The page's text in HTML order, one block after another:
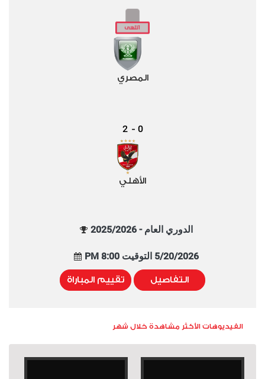
المصري
0
-
2
الأهلي
الدوري العام - 2025/2026
5/20/2026 التوقيت 8:00 PM
التفاصيل تقييم المباراة
الفيديوهات الأكثر مشاهدة خلال شهر